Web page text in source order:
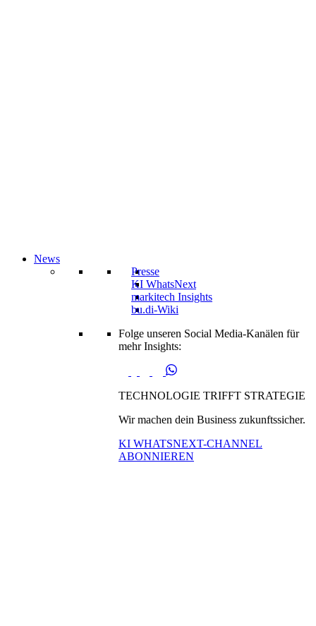
News
Presse
KI WhatsNext
markitech Insights
bu.di-Wiki
Folge unseren Social Media-Kanälen für
mehr Insights:
TECHNOLOGIE TRIFFT STRATEGIE
Wir machen dein Business zukunftssicher.
KI WHATSNEXT-CHANNEL
ABONNIEREN